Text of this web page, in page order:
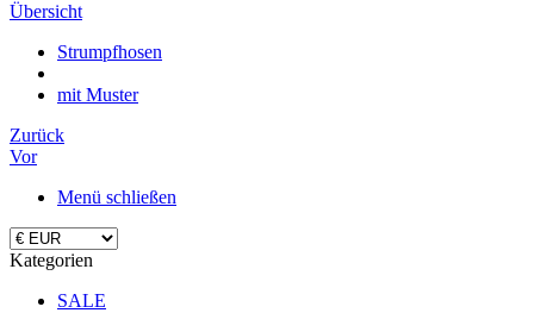
Übersicht
Strumpfhosen
mit Muster
Zurück
Vor
Menü schließen
Kategorien
SALE